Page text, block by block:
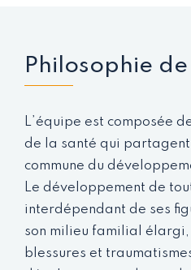
Philosophie de
L’équipe est composée
de la santé qui partagent
commune du
Le développement de
interdépendant de ses
son milieu familial
blessures et